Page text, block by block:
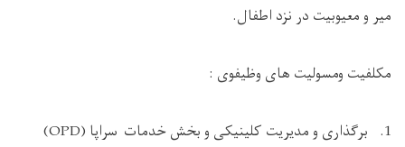
میر و معیوبیت در نزد اطفال.
مکلفیت ومسولیت های وظیفوی :
1. برگذاری و مدیریت کلینیکی و بخش خدمات سراپا (OPD)